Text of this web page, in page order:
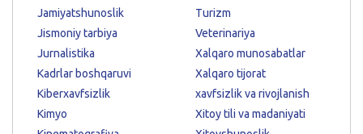
Jamiyatshunoslik
Jismoniy tarbiya
Jurnalistika
Kadrlar boshqaruvi
Kiberxavfsizlik
Kimyo
Turizm
Veterinariya
Xalqaro munosabatlar
Xalqaro tijorat
xavfsizlik va rivojlanish
Xitoy tili va madaniyati